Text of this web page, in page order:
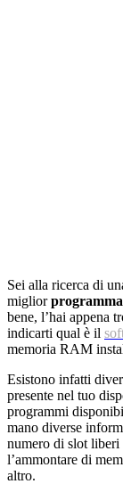
Sei alla ricerca di
miglior
bene, l’hai appena
indicarti qual è il
memoria RAM
Esistono infatti
presente nel tuo
programmi
mano diverse
numero di slot liberi
l’ammontare di
altro.